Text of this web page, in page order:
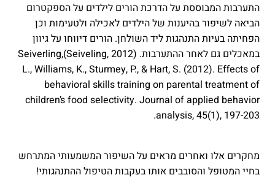
התערבות המבוססת על הדרכת הורים לילדים על הספקטרום
הביאה לשיפור בהיענות של הילדים לאכילה ולטעימות וכן
הפחיתה בעיות התנהגות ליד השולחן. הורים דיווחו על גיוון
במאכלים גם לאחר ההתערבות. (Seiveling, 2012)Seiverling,
L., Williams, K., Sturmey, P., & Hart, S. (2012). Effects of
behavioral skills training on parental treatment of
children’s food selectivity. Journal of applied behavior
analysis, 45(1), 197-203.‏
מחקרים אלו ואחרים מראים על השיפור המשמעותי המתרחש
בחיי המטופל והסובבים אותו בעקבות הטיפול ההתנהגותי!